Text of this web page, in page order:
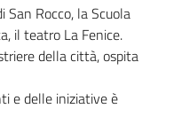
San Rocco, la Scuola
il teatro La Fenice.
della città, ospita
e delle iniziative è